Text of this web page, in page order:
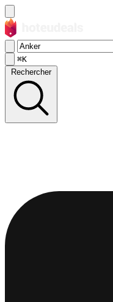
⌘K
Rechercher